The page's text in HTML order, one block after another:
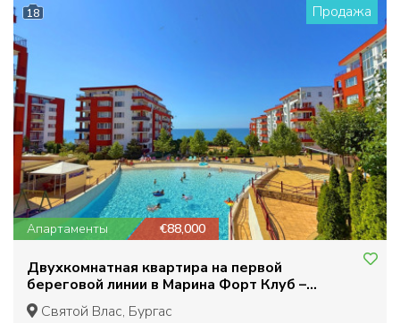
18 Продажа
Апартаменты €88,000
Двухкомнатная квартира на первой
береговой линии в Марина Форт Клуб –
Святой Влас
Святой Влас, Бургас